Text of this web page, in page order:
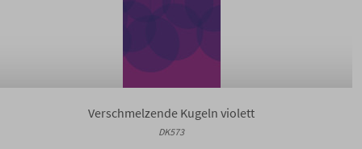
Verschmelzende Kugeln violett
DK573